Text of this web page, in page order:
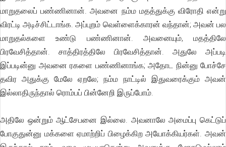
மாறுதலைப் பண்ணினான். அவனை நம்ம மதத்துக்கு விரோதி என்று
விரட்டி அடிச்சிட்டாங்க. அப்புறம் வெள்ளைக்காரன் வந்தான்; அவன் பல
மாறுதல்களை உண்டு பண்ணினான். அவனையும், மதத்திலே
பிரவேசித்தான். சாத்திரத்திலே பிரவேசித்தான். அதுலே அப்படி
இப்படின்னு அவனை ரகளை பண்ணினாங்க; அதோட நின்னு போச்சே
தவிர அதுக்கு மேலே ஏறலே; நம்ம நாட்டில் இதுவரைக்கும் அவன்
இல்லாதிருந்தால் ரொம்பப் பின்னேறி இருப்போம்.
அதிலே ஒன்றும் ஆட்சேபனை இல்லை. அவனாலே அமைப்பு கெட்டுப்
போகுதுன்னு மக்களை ஏமாற்றிப் பிழைக்கிற அயோக்கியர்கள். அவன்